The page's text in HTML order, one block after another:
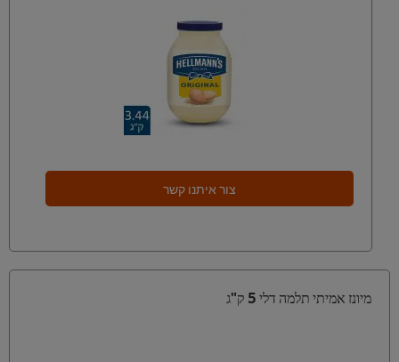
צור איתנו קשר
מיונז אמיתי תלמה דלי 5 ק"ג